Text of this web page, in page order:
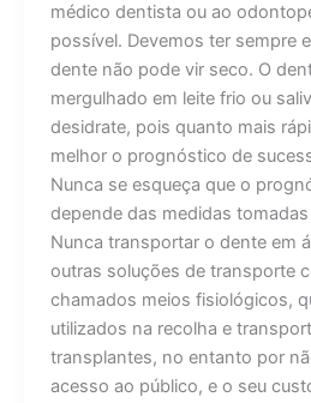
médico dentista ou ao
possível. Devemos ter sempre
dente não pode vir seco. O
mergulhado em leite frio ou
desidrate, pois quanto mais
melhor o prognóstico de
Nunca se esqueça que o
depende das medidas
Nunca transportar o dente em
outras soluções de transporte
chamados meios fisiológicos,
utilizados na recolha e
transplantes, no entanto por
acesso ao público, e o seu